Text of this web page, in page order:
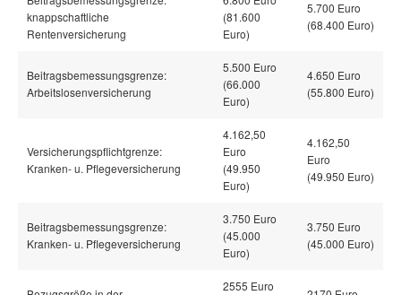
knappschaftliche
Rentenversicherung
(81.600
Euro)
5.700 Euro
(68.400 Euro)
Beitragsbemessungsgrenze:
Arbeitslosenversicherung
5.500 Euro
(66.000
Euro)
4.650 Euro
(55.800 Euro)
Versicherungspflichtgrenze:
Kranken- u. Pflegeversicherung
4.162,50
Euro
(49.950
Euro)
4.162,50
Euro
(49.950 Euro)
Beitragsbemessungsgrenze:
Kranken- u. Pflegeversicherung
3.750 Euro
(45.000
Euro)
3.750 Euro
(45.000 Euro)
2555 Euro